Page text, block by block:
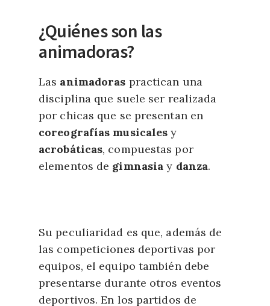
¿Quiénes son las
animadoras?
Las animadoras practican una
disciplina que suele ser realizada
por chicas que se presentan en
coreografías musicales y
acrobáticas, compuestas por
elementos de gimnasia y danza.
Su peculiaridad es que, además de
las competiciones deportivas por
equipos, el equipo también debe
presentarse durante otros eventos
deportivos. En los partidos de